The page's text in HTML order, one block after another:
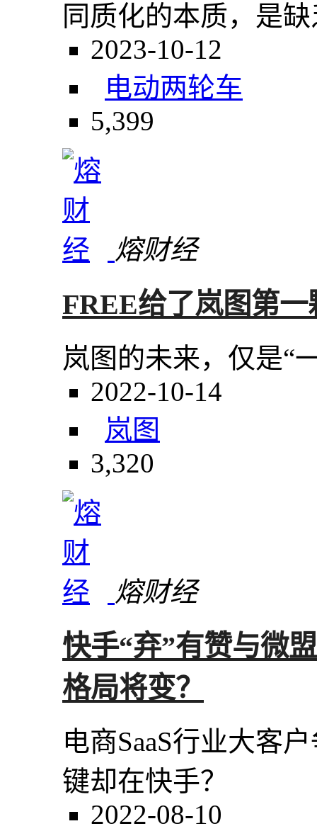
同质化的本质，是
2023-10-12
电动两轮车
5,399
熔财经
FREE给了岚图第
岚图的未来，仅是“
2022-10-14
岚图
3,320
熔财经
快手“弃”有赞与微
格局将变？
电商SaaS行业大客
键却在快手？
2022-08-10